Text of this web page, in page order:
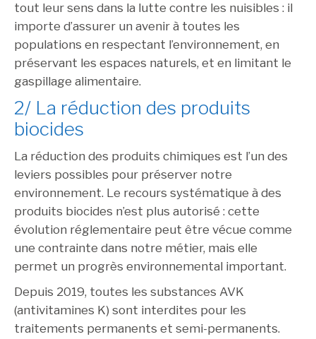
tout leur sens dans la lutte contre les nuisibles : il
importe d’assurer un avenir à toutes les
populations en respectant l’environnement, en
préservant les espaces naturels, et en limitant le
gaspillage alimentaire.
2/ La réduction des produits
biocides
La réduction des produits chimiques est l’un des
leviers possibles pour préserver notre
environnement. Le recours systématique à des
produits biocides n’est plus autorisé : cette
évolution réglementaire peut être vécue comme
une contrainte dans notre métier, mais elle
permet un progrès environnemental important.
Depuis 2019, toutes les substances AVK
(antivitamines K) sont interdites pour les
traitements permanents et semi-permanents.